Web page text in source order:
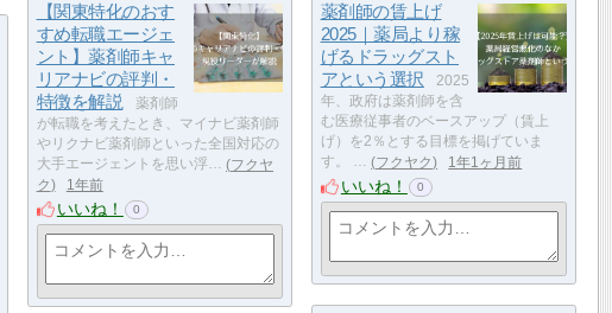
【関東特化のおす
すめ転職エージェ
ント】薬剤師キャ
リアナビの評判・
特徴を解説
薬剤師
が転職を考えたとき、マイナビ薬剤師
やリクナビ薬剤師といった全国対応の
大手エージェントを思い浮…
フクヤ
ク
1年前
いいね！ 0
薬剤師の賃上げ
2025｜薬局より稼
げるドラッグスト
アという選択
2025
年、政府は薬剤師を含
む医療従事者のベースアップ（賃上
げ）を2％とする目標を掲げていま
す。 …
フクヤク 1年1ヶ月前
いいね！ 0